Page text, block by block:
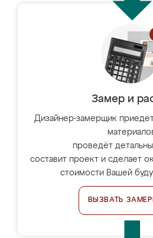
Замер и
Дизайнер-замерщик
проведёт
составит проект и сделает
стоимости Вашей
ВЫЗВАТЬ